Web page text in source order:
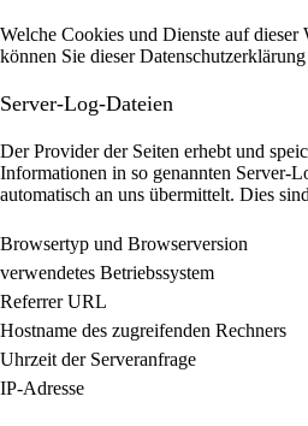
Welche Cookies und Dienste auf dieser
können Sie dieser
Server-Log-Dateien
Der Provider der Seiten erhebt und
Informationen in so genannten Server-
automatisch an uns übermittelt. Dies
Browsertyp und Browserversion
verwendetes Betriebssystem
Referrer URL
Hostname des zugreifenden Rechners
Uhrzeit der Serveranfrage
IP-Adresse